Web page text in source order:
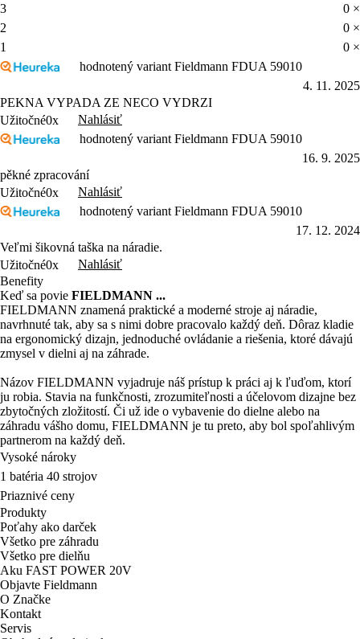
3
0 ×
2
0 ×
1
0 ×
hodnotený variant Fieldmann FDUA 59010
4. 11. 2025
PEKNA VYPADA ZE NECO VYDRZI
Užitočné0x
Nahlásiť
hodnotený variant Fieldmann FDUA 59010
16. 9. 2025
pěkné zpracování
Užitočné0x
Nahlásiť
hodnotený variant Fieldmann FDUA 59010
17. 12. 2024
Veľmi šikovná taška na náradie.
Užitočné0x
Nahlásiť
Benefity
Keď sa povie FIELDMANN ...
FIELDMANN znamená praktické a moderné stroje aj náradie,
navrhnuté tak, aby sa s nimi dobre pracovalo každý deň. Dôraz kladie
na ergonomický dizajn, jednoduché ovládanie a riešenia, ktoré dávajú
zmysel v dielni aj na záhrade.
Názov FIELDMANN vyjadruje náš prístup k práci aj k ľuďom, ktorí
ju robia. Stavia na funkčnosti, zrozumiteľnosti a účelovom dizajne bez
zbytočných zložitostí. Či už ide o vybavenie do dielne alebo na
záhradu vášho domu, FIELDMANN je tu preto, aby bol spoľahlivým
partnerom na každý deň.
Vysoké nároky
1 batéria 40 strojov
Priaznivé ceny
Produkty
Poťahy ako darček
Všetko pre záhradu
Všetko pre dielňu
Aku FAST POWER 20V
Objavte Fieldmann
O Značke
Kontakt
Servis